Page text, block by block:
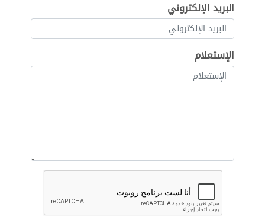
البريد الإلكتروني
الإستعلام